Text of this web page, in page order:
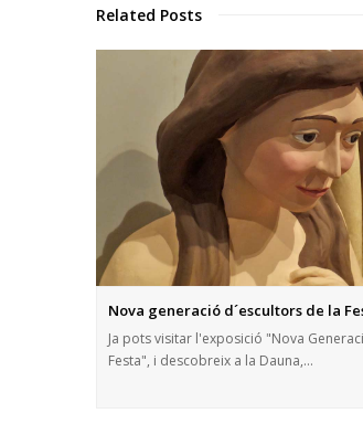
Related Posts
Nova generació d´escultors de la
Ja pots visitar l'exposició "Nova
Festa", i descobreix a la Dauna,…